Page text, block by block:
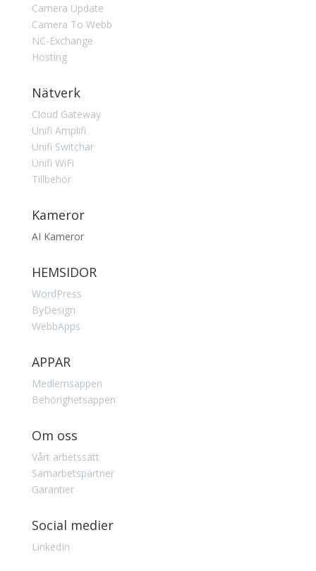
Camera Update
Camera To Webb
NC-Exchange
Hosting
Nätverk
Cloud Gateway
Unifi Amplifi
Unifi Switchar
Unifi WiFi
Tillbehör
Kameror
AI Kameror
HEMSIDOR
WordPress
ByDesign
WebbApps
APPAR
Medlemsappen
Behörighetsappen
Om oss
Vårt arbetssätt
Samarbetspartner
Garantier
Social medier
LinkedIn